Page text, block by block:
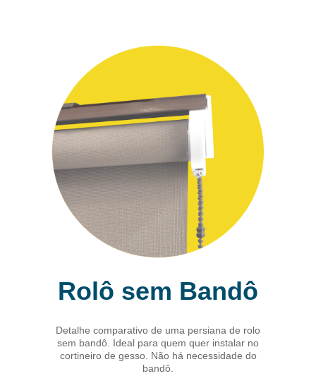
Rolô sem Bandô
Detalhe comparativo de uma persiana de rolo
sem bandô. Ideal para quem quer instalar no
cortineiro de gesso. Não há necessidade do
bandô.